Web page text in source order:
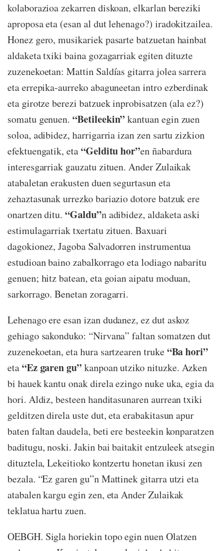
kolaborazioa zekarren diskoan, elkarlan bereziki
aproposa eta (esan al dut lehenago?) iradokitzailea.
Honez gero, musikariek pasarte batzuetan hainbat
aldaketa txiki baina gozagarriak egiten dituzte
zuzenekoetan: Mattin Saldías gitarra jolea sarrera
eta errepika-aurreko abaguneetan intro ezberdinak
eta girotze berezi batzuek inprobisatzen (ala ez?)
somatu genuen.“Betileekin”kantuan egin zuen
soloa, adibidez, harrigarria izan zen sartu zizkion
efektuengatik, eta“Gelditu hor”en ñabardura
interesgarriak gauzatu zituen. Ander Zulaikak
atabaletan erakusten duen segurtasun eta
zehaztasunak urrezko bariazio dotore batzuk ere
onartzen ditu.“Galdu”n adibidez, aldaketa aski
estimulagarriak txertatu zituen. Baxuari
dagokionez, Jagoba Salvadorren instrumentua
estudioan baino zabalkorrago eta lodiago nabaritu
genuen; hitz batean, eta goian aipatu moduan,
sarkorrago. Benetan zoragarri.
Lehenago ere esan izan dudanez, ez dut askoz
gehiago sakonduko: “Nirvana” faltan somatzen dut
zuzenekoetan, eta hura sartzearen truke“Ba hori”
eta“Ez garen gu”kanpoan utziko nituzke. Azken
bi hauek kantu onak direla ezingo nuke uka, egia da
hori. Aldiz, besteen handitasunaren aurrean txiki
gelditzen direla uste dut, eta erabakitasun apur
baten faltan daudela, beti ere besteekin konparatzen
baditugu, noski. Jakin bai baitakit entzuleek atsegin
dituztela, Lekeitioko kontzertu honetan ikusi zen
bezala. “Ez garen gu”n Mattinek gitarra utzi eta
atabalen kargu egin zen, eta Ander Zulaikak
teklatua hartu zuen.
OEBGH. Sigla horiekin topo egin nuen Olatzen